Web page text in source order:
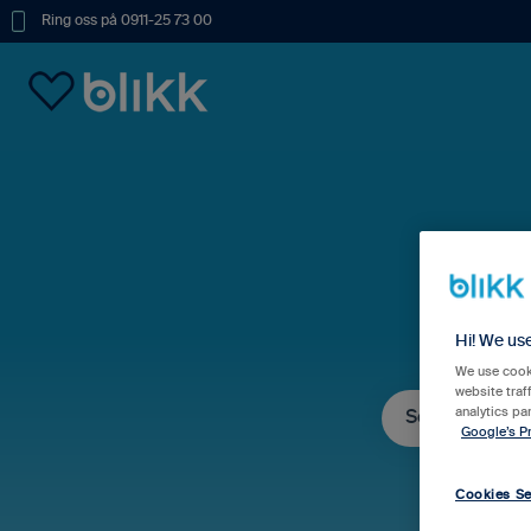
Ring oss på 0911-25 73 00
Hi! We
We use
website
analytics
Google’s
Cookies